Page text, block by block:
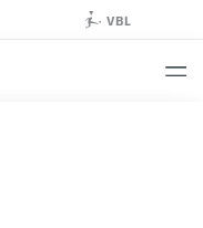
VBL